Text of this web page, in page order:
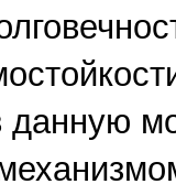
данную